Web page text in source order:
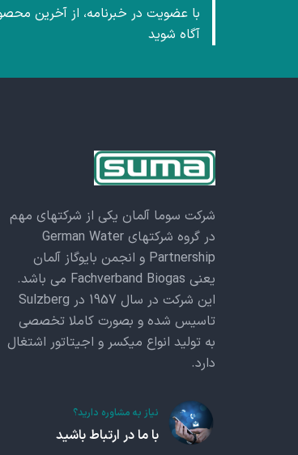
با عضویت در خبرنامه، از آخرین
آگاه شوید
شرکت سوما آلمان یکی از شرکتهای مهم
در گروه شرکتهای German Water
Partnership و انجمن بایوگاز آلمان
یعنی Fachverband Biogas می باشد.
این شرکت در سال 1957 در Sulzberg
تاسیس شده و بصورت کاملا تخصصی
به تولید انواع میکسر و اجیتاتور اشتغال
دارد.
نیاز به مشاوره دارید؟
با ما در ارتباط باشید